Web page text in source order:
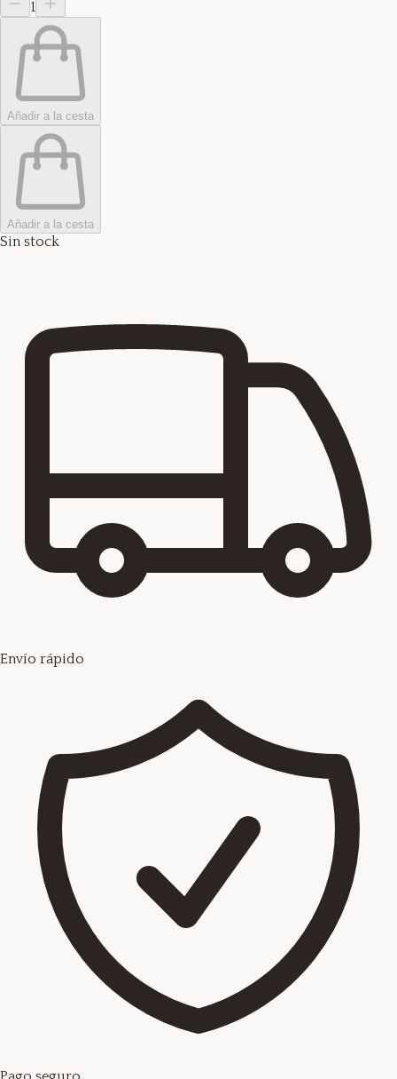
1
Añadir a la cesta
Añadir a la cesta
Sin stock
Envío rápido